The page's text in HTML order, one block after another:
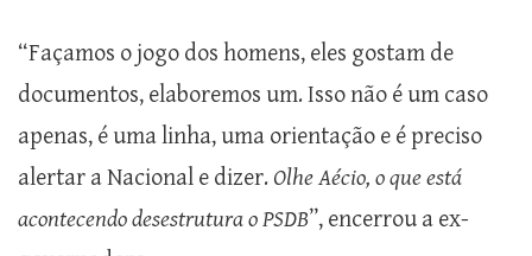
“Façamos o jogo dos homens, eles gostam de
documentos, elaboremos um. Isso não é um caso
apenas, é uma linha, uma orientação e é preciso
alertar a Nacional e dizer. Olhe Aécio, o que está
acontecendo desestrutura o PSDB”, encerrou a ex-